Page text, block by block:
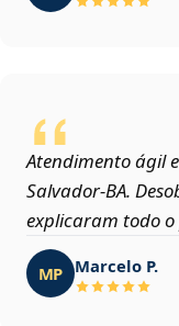
Atendimento ágil
Salvador‑BA.
explicaram todo o
MP Marcelo P.